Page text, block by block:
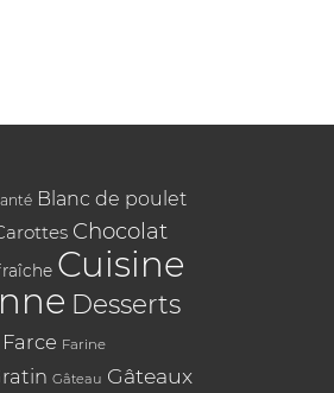
Blanc de poulet
Chocolat
Cuisine
Desserts
Farce Farine
Gâteau Gâteaux